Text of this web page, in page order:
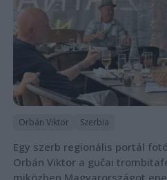
Orbán Viktor Szerbia
Egy szerb regionális portál
Orbán Viktor a gučai
miközben Magyarországot